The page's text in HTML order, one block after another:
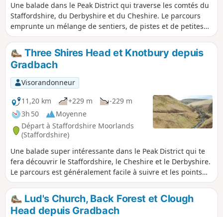
Une balade dans le Peak District qui traverse les comtés du
Staffordshire, du Derbyshire et du Cheshire. Le parcours
emprunte un mélange de sentiers, de pistes et de petites
routes et comprend également une partie du Dane Valley
Way.Three Shires Head et Knotbury depuis
Gradbach
Visorandonneur
11,20 km
+229 m
-229 m
3h 50
Moyenne
Départ à Staffordshire Moorlands
(Staffordshire)
Une balade super intéressante dans le Peak District qui te
fera découvrir le Staffordshire, le Cheshire et le Derbyshire.
Le parcours est généralement facile à suivre et les points
forts sont les ponts à dos de cheval à Three Shires Head, les
carrières de Danebower et quelques superbes panoramas.
Lud's Church, Back Forest et Clough
Head depuis Gradbach